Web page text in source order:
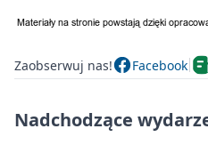
Zaobserwuj nas! Facebook
Nadchodzące